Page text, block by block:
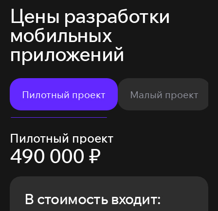
Цены разработки
мобильных
приложений
Пилотный проект Малый проект
Пилотный проект
490 000 ₽
В стоимость входит: